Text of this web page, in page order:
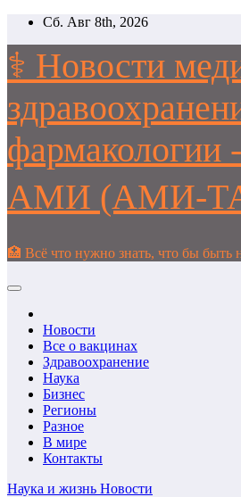
Перейти
содержимому
Сб. Авг 8th, 2026
⚕️ Новости
АМИ (АМИ-
🏥 Всё что нужно знать, что бы быть
Новости
Все о вакцинах
Здравоохранение
Наука
Бизнес
Регионы
Разное
В мире
Контакты
Наука и жизнь Новости